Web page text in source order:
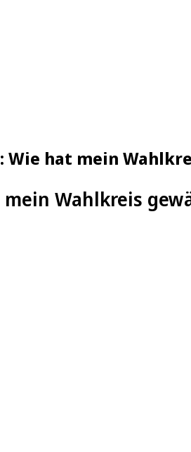
Wie hat mein
Wahlkreis